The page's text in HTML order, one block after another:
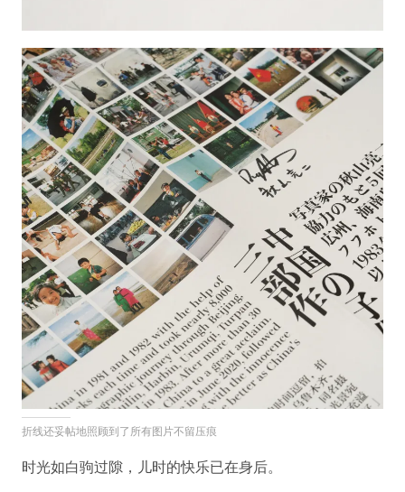
折线还妥帖地照顾到了所有图片不留压痕
时光如白驹过隙，儿时的快乐已在身后。